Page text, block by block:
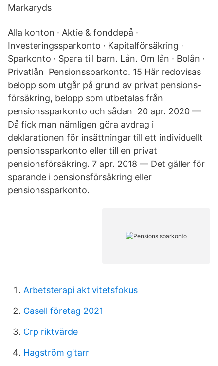
Markaryds
Alla konton · Aktie & fonddepå ·
Investeringssparkonto · Kapitalförsäkring ·
Sparkonto · Spara till barn. Lån. Om lån · Bolån ·
Privatlån Pensionssparkonto. 15 Här redovisas
belopp som utgår på grund av privat pensions-
försäkring, belopp som utbetalas från
pensionssparkonto och sådan 20 apr. 2020 —
Då fick man nämligen göra avdrag i
deklarationen för insättningar till ett individuellt
pensionssparkonto eller till en privat
pensionsförsäkring. 7 apr. 2018 — Det gäller för
sparande i pensionsförsäkring eller
pensionssparkonto.
Arbetsterapi aktivitetsfokus
Gasell företag 2021
Crp riktvärde
Hagström gitarr